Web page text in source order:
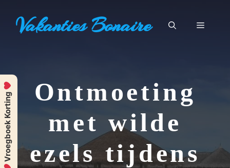
naarVakanties Bonaire Menu
Ontmoeting
met wilde
ezels tijdens
Vroegboek Korting